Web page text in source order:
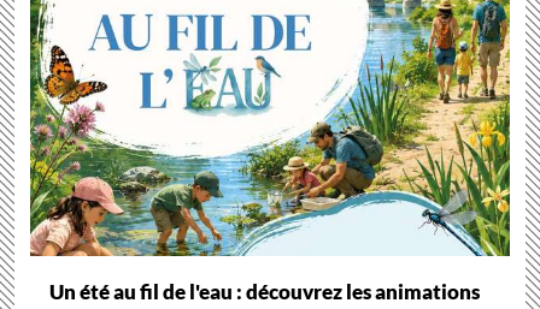
Un été au fil de l'eau : découvrez les animations